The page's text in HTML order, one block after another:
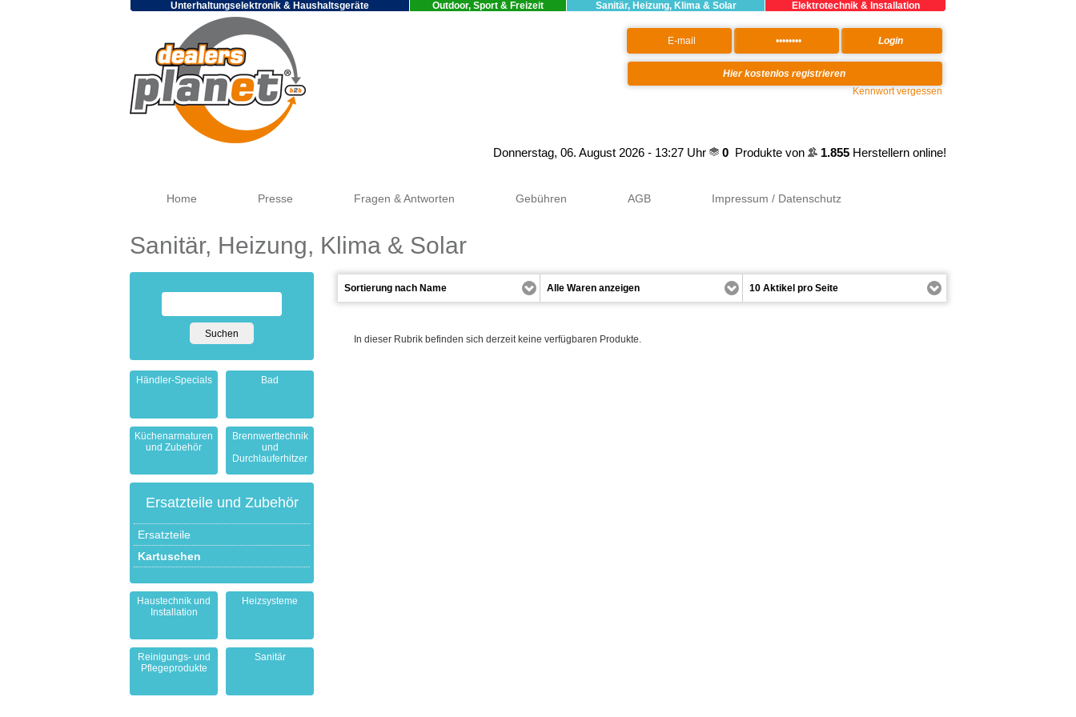
Unterhaltungselektronik & Haushaltsgeräte Outdoor, Sport & Freizeit Sanitär, Heizung, Klima & Solar Elektrotechnik & Installation
Kennwort vergessen
Donnerstag, 06. August 2026 - 13:27 Uhr 0 Produkte von 1.855 Herstellern online!
Home Presse Fragen & Antworten Gebühren AGB Impressum / Datenschutz
Sanitär, Heizung, Klima & Solar
In dieser Rubrik befinden sich derzeit keine verfügbaren Produkte.
Händler-Specials Bad
Küchenarmaturen
und Zubehör
Brennwerttechnik
und
Durchlauferhitzer
Ersatzteile und Zubehör
Ersatzteile
Kartuschen
Haustechnik und
Installation
Heizsysteme
Reinigungs- und
Pflegeprodukte
Sanitär